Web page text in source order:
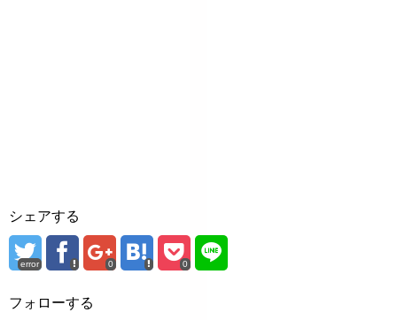
シェアする
error 0 0
フォローする